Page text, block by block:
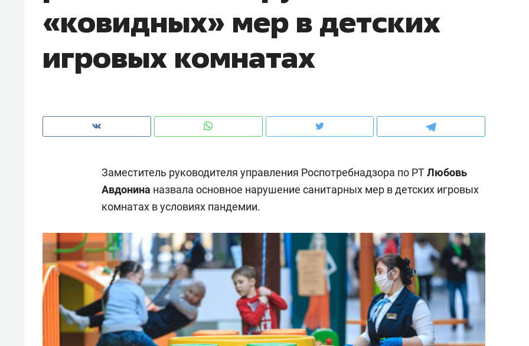
«ковидных» мер в детских
игровых комнатах
Заместитель руководителя управления Роспотребнадзора по РТЛюбовь
Авдонина назвала основное нарушение санитарных мер в детских игровых
комнатах в условиях пандемии.
чем интересен Оман?
клиентах и чудных запросах мастеров налогах и развитии без
Оставить шум за волной: как
строят тишину в казанском
ЖК «Заря»
Рекомендуем
Психотерапевт «Фороса»:
«Директорский невроз» –
когда человек не считает
свою сверхнагрузку
стрессом»
Дизайнер-прораб
Наседкина: «Ремонт
с мебелью за 2
для меня это